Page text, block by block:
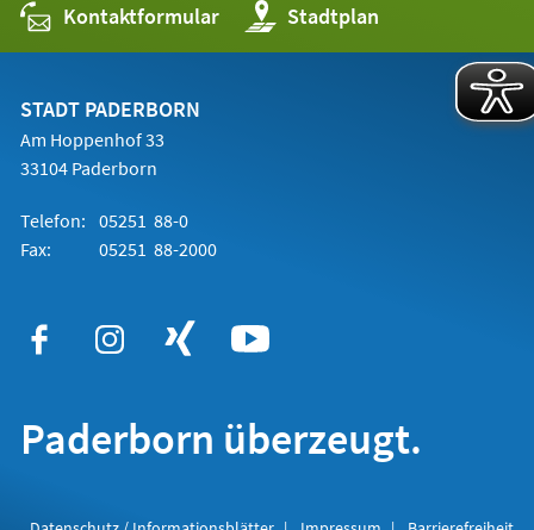
Kontaktformular Stadtplan
(Öffnet
in
einem
STADT PADERBORN
Am Hoppenhof 33
33104 Paderborn
Telefon: 05251 88-0
Fax:
05251 88-2000
Paderborn überzeugt.